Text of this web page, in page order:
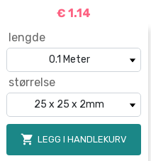
€ 1.14
lengde
størrelse
 LEGG I HANDLEKURV